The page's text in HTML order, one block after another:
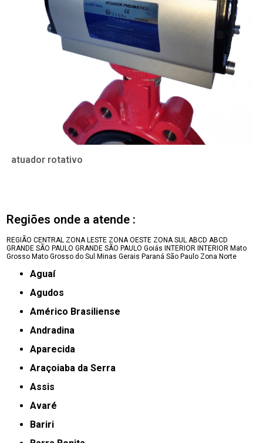
atuador rotativo
Regiões onde a atende :
REGIÃO CENTRAL ZONA LESTE ZONA OESTE ZONA SUL ABCD ABCD
GRANDE SÃO PAULO GRANDE SÃO PAULO Goiás INTERIOR INTERIOR Mato
Grosso Mato Grosso do Sul Minas Gerais Paraná São Paulo Zona Norte
Aguaí
Agudos
Américo Brasiliense
Andradina
Aparecida
Araçoiaba da Serra
Assis
Avaré
Bariri